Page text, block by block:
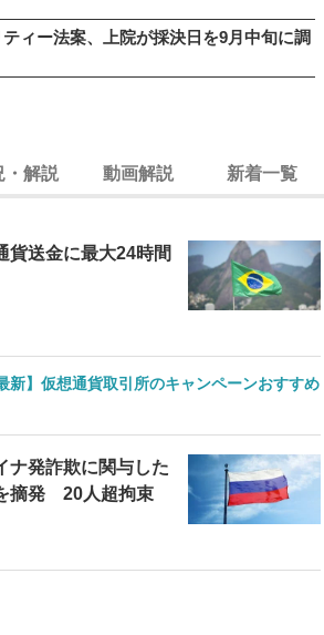
ィー法案、上院が採決日を9月中旬に調
・解説 動画解説 新着一覧
貨送金に最大24時間
新】仮想通貨取引所のキャンペーンおすすめ
ナ発詐欺に関与した
摘発 20人超拘束